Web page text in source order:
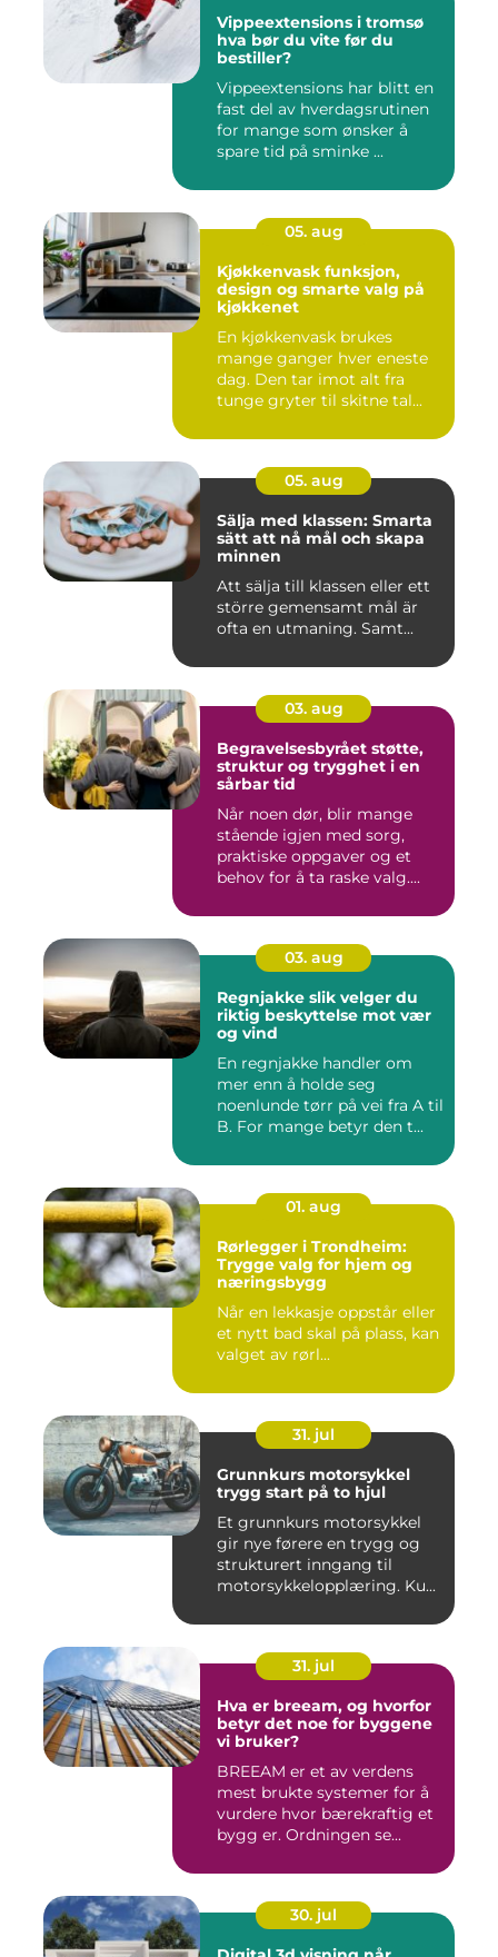
Vippeextensions i tromsø
hva bør du vite før du
bestiller?
Vippeextensions har blitt en
fast del av hverdagsrutinen
for mange som ønsker å
spare tid på sminke ...
05. aug
Kjøkkenvask funksjon,
design og smarte valg på
kjøkkenet
En kjøkkenvask brukes
mange ganger hver eneste
dag. Den tar imot alt fra
tunge gryter til skitne tal...
05. aug
Sälja med klassen: Smarta
sätt att nå mål och skapa
minnen
Att sälja till klassen eller ett
större gemensamt mål är
ofta en utmaning. Samt...
03. aug
Begravelsesbyrået støtte,
struktur og trygghet i en
sårbar tid
Når noen dør, blir mange
stående igjen med sorg,
praktiske oppgaver og et
behov for å ta raske valg....
03. aug
Regnjakke slik velger du
riktig beskyttelse mot vær
og vind
En regnjakke handler om
mer enn å holde seg
noenlunde tørr på vei fra A til
B. For mange betyr den t...
01. aug
Rørlegger i Trondheim:
Trygge valg for hjem og
næringsbygg
Når en lekkasje oppstår eller
et nytt bad skal på plass, kan
valget av rørl...
31. jul
Grunnkurs motorsykkel
trygg start på to hjul
Et grunnkurs motorsykkel
gir nye førere en trygg og
strukturert inngang til
motorsykkelopplæring. Ku...
31. jul
Hva er breeam, og hvorfor
betyr det noe for byggene
vi bruker?
BREEAM er et av verdens
mest brukte systemer for å
vurdere hvor bærekraftig et
bygg er. Ordningen se...
30. jul